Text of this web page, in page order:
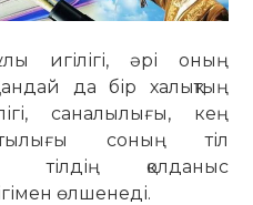
игілігі, әрі оның
да бір халықтың
саналылығы, кең
соның тіл
тілдің қолданыс
өлшенеді.